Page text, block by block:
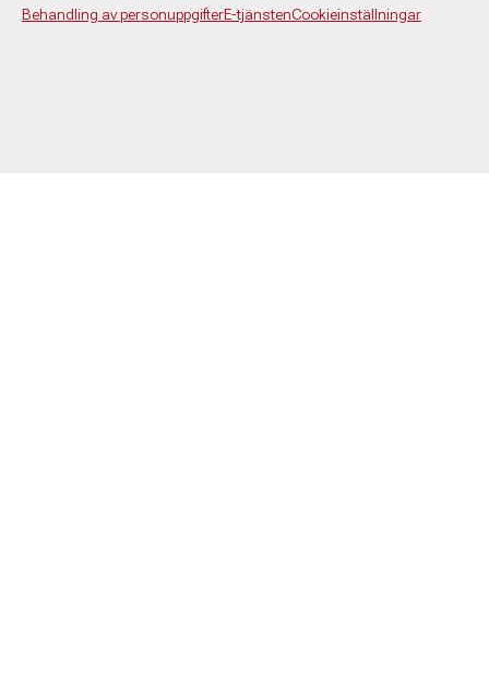
Behandling av personuppgifterE-tjänstenCookieinställningar